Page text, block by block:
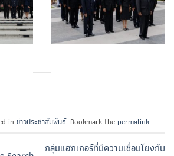
in ข่าวประชาสัมพันธ์. Bookmark the permalink.
กลุ่มแฮกเกอร์ที่มีความเชื่อมโยงกับ